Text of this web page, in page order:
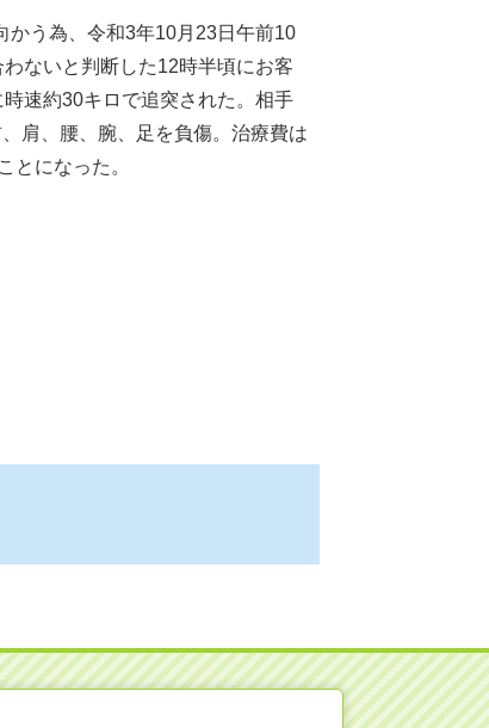
かう為、令和3年10月23日午前10
ないと判断した12時半頃にお客
速約30キロで追突された。相手
肩、腰、腕、足を負傷。治療費は
とになった。